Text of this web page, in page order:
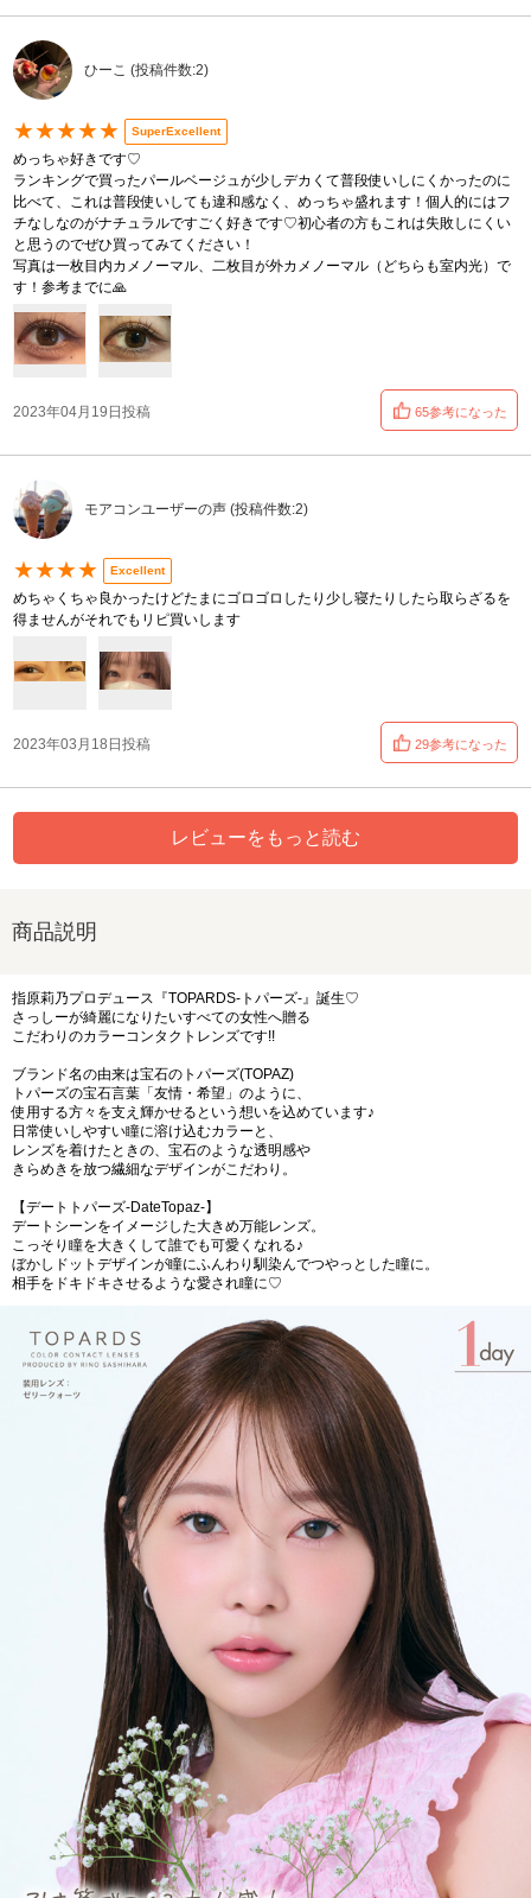
ひーこ (投稿件数:2)
★★★★★ SuperExcellent
めっちゃ好きです♡
ランキングで買ったパールベージュが少しデカくて普段使いしにくかったのに
比べて、これは普段使いしても違和感なく、めっちゃ盛れます！個人的にはフ
チなしなのがナチュラルですごく好きです♡初心者の方もこれは失敗しにくい
と思うのでぜひ買ってみてください！
写真は一枚目内カメノーマル、二枚目が外カメノーマル（どちらも室内光）で
す！参考までに🙏
2023年04月19日投稿 65参考になった
モアコンユーザーの声 (投稿件数:2)
★★★★ Excellent
めちゃくちゃ良かったけどたまにゴロゴロしたり少し寝たりしたら取らざるを
得ませんがそれでもリピ買いします
2023年03月18日投稿 29参考になった
レビューをもっと読む
商品説明
指原莉乃プロデュース『TOPARDS-トパーズ-』誕生♡
さっしーが綺麗になりたいすべての女性へ贈る
こだわりのカラーコンタクトレンズです!!
ブランド名の由来は宝石のトパーズ(TOPAZ)
トパーズの宝石言葉「友情・希望」のように、
使用する方々を支え輝かせるという想いを込めています♪
日常使いしやすい瞳に溶け込むカラーと、
レンズを着けたときの、宝石のような透明感や
きらめきを放つ繊細なデザインがこだわり。
【デートトパーズ-DateTopaz-】
デートシーンをイメージした大きめ万能レンズ。
こっそり瞳を大きくして誰でも可愛くなれる♪
ぼかしドットデザインが瞳にふんわり馴染んでつやっとした瞳に。
相手をドキドキさせるような愛され瞳に♡